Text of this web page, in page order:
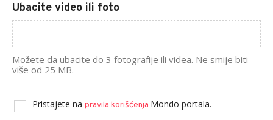
Ubacite video ili foto
Možete da ubacite do 3 fotografije ili videa. Ne smije biti
više od 25 MB.
Pristajete na pravila korišćenja Mondo portala.